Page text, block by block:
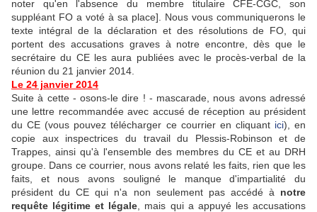
noter qu'en l'absence du membre titulaire CFE-CGC, son
suppléant FO a voté à sa place]. Nous vous communiquerons le
texte intégral de la déclaration et des résolutions de FO, qui
portent des accusations graves à notre encontre, dès que le
secrétaire du CE les aura publiées avec le procès-verbal de la
réunion du 21 janvier 2014.
Le 24 janvier 2014
Suite à cette - osons-le dire ! - mascarade, nous avons adressé
une lettre recommandée avec accusé de réception au président
du CE (vous pouvez télécharger ce courrier en cliquant ici), en
copie aux inspectrices du travail du Plessis-Robinson et de
Trappes, ainsi qu'à l'ensemble des membres du CE et au DRH
groupe. Dans ce courrier, nous avons relaté les faits, rien que les
faits, et nous avons souligné le manque d'impartialité du
président du CE qui n'a non seulement pas accédé à notre
requête légitime et légale , mais qui a appuyé les accusations